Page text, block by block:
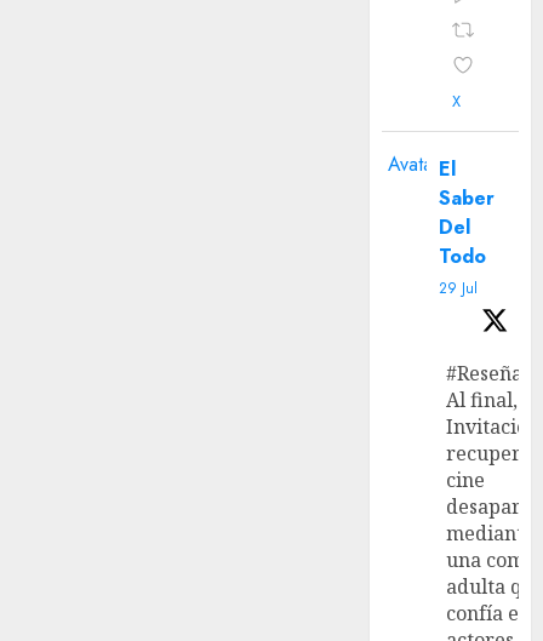
X
Avatar El
Saber
Del
Todo
29 Jul
#Reseña
Al final,
recupera
cine
mediante
una
adulta
confía en